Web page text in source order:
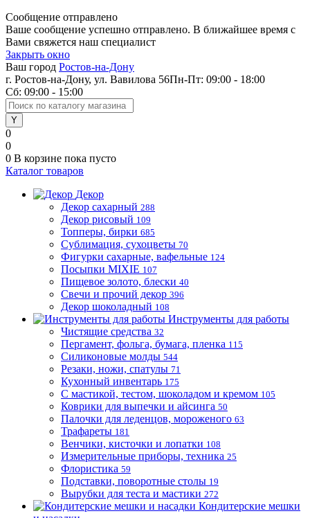
Сообщение отправлено
Ваше сообщение успешно отправлено. В ближайшее время с
Вами свяжется наш специалист
Закрыть окно
Ваш город Ростов-на-Дону
г. Ростов-на-Дону, ул. Вавилова 56Пн-Пт: 09:00 - 18:00
Сб: 09:00 - 15:00
0
0
0 В корзине пока пусто
Каталог товаров
Декор
Декор сахарный 288
Декор рисовый 109
Топперы, бирки 685
Сублимация, сухоцветы 70
Фигурки сахарные, вафельные 124
Посыпки MIXIE 107
Пищевое золото, блески 40
Свечи и прочий декор 396
Декор шоколадный 108
Инструменты для работы
Чистящие средства 32
Пергамент, фольга, бумага, пленка 115
Силиконовые молды 544
Резаки, ножи, спатулы 71
Кухонный инвентарь 175
С мастикой, тестом, шоколадом и кремом 105
Коврики для выпечки и айсинга 50
Палочки для леденцов, мороженого 63
Трафареты 181
Венчики, кисточки и лопатки 108
Измерительные приборы, техника 25
Флористика 59
Подставки, поворотные столы 19
Вырубки для теста и мастики 272
Кондитерские мешки